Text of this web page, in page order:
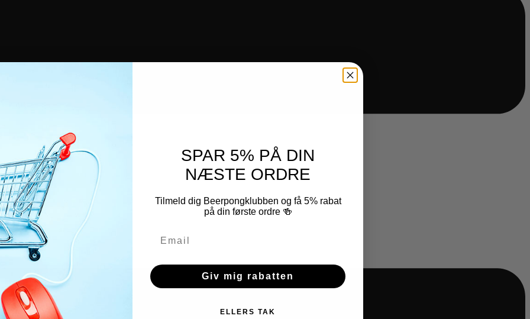
SPAR 5% PÅ DIN
NÆSTE ORDRE
Tilmeld dig Beerpongklubben og få 5% rabat
på din første ordre 🍻
Giv mig rabatten
ELLERS TAK